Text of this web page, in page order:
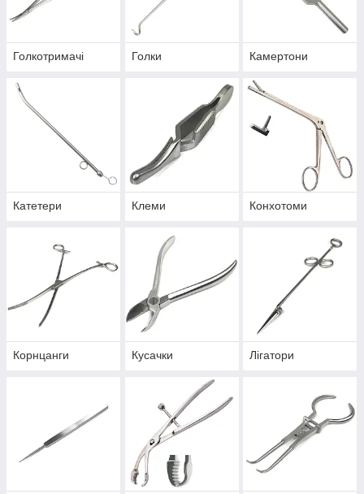
Голкотримачі Голки Камертони
Катетери Клеми Конхотоми
Корнцанги Кусачки Лігатори